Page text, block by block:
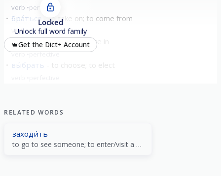
verb perfective
бра́ться to take on; to come from
verb imperfective
вобра́ть absorb; to take in
verb perfective
вы́брать
Locked
Unlock full word family
Get the Dict+ Account
RELATED WORDS
заходи́ть
to go to see someone; to enter/visit a website; to set (sun); to go in; sun sets